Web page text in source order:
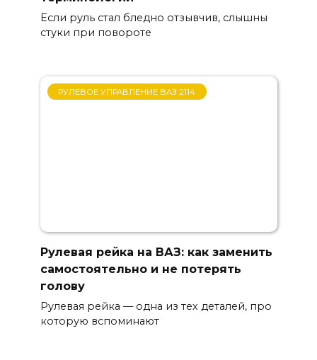
Если руль стал бледно отзывчив, слышны
стуки при повороте
РУЛЕВОЕ УПРАВЛЕНИЕ ВАЗ 2114
Рулевая рейка на ВАЗ: как заменить
самостоятельно и не потерять
голову
Рулевая рейка — одна из тех деталей, про
которую вспоминают